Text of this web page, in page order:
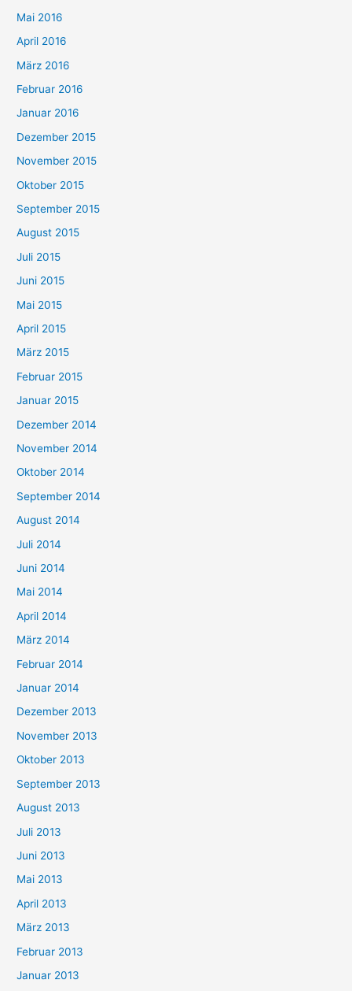
Mai 2016
April 2016
März 2016
Februar 2016
Januar 2016
Dezember 2015
November 2015
Oktober 2015
September 2015
August 2015
Juli 2015
Juni 2015
Mai 2015
April 2015
März 2015
Februar 2015
Januar 2015
Dezember 2014
November 2014
Oktober 2014
September 2014
August 2014
Juli 2014
Juni 2014
Mai 2014
April 2014
März 2014
Februar 2014
Januar 2014
Dezember 2013
November 2013
Oktober 2013
September 2013
August 2013
Juli 2013
Juni 2013
Mai 2013
April 2013
März 2013
Februar 2013
Januar 2013